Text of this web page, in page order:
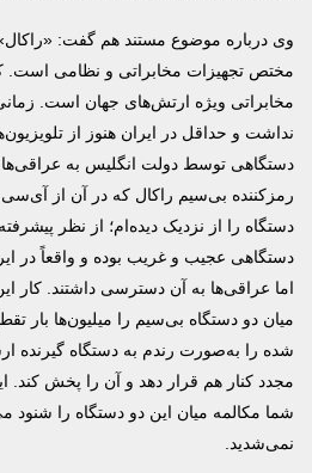
وی درباره موضوع مستند هم گفت:
مختص تجهیزات مخابراتی و نظامی است.
مخابراتی ویژه ارتش‌های جهان است.
نداشت و حداقل در ایران هنوز از
دستگاهی توسط دولت انگلیس به عراقی‌ها
رمزکننده بی‌سیم راکال که در آن از
دستگاه را از نزدیک دیده‌ام؛ از نظر
دستگاهی عجیب و غریب بوده و واقعاً در
اما عراقی‌ها به آن دسترسی داشتند. کار
میان دو دستگاه بی‌سیم را میلیون‌ها بار
شده را به‌صورت رندم به دستگاه گیرنده
مجدد کنار هم قرار دهد و آن را پخش کند.
شما مکالمه میان این دو دستگاه را شنود
نمی‌شدید.